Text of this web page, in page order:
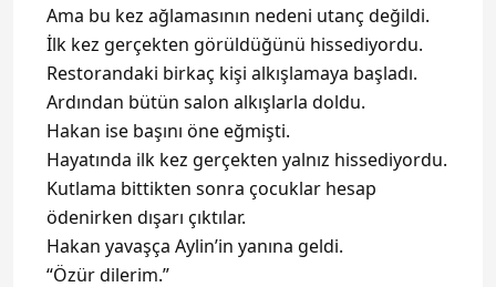
Ama bu kez ağlamasının nedeni utanç değildi.
İlk kez gerçekten görüldüğünü hissediyordu.
Restorandaki birkaç kişi alkışlamaya başladı.
Ardından bütün salon alkışlarla doldu.
Hakan ise başını öne eğmişti.
Hayatında ilk kez gerçekten yalnız hissediyordu.
Kutlama bittikten sonra çocuklar hesap
ödenirken dışarı çıktılar.
Hakan yavaşça Aylin’in yanına geldi.
“Özür dilerim.”